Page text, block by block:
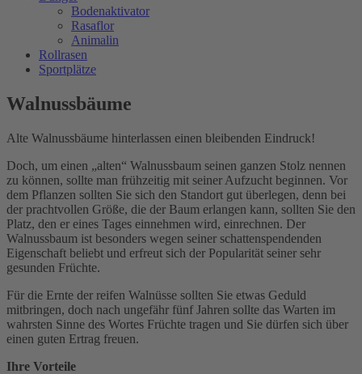
Bodenaktivator
Rasaflor
Animalin
Rollrasen
Sportplätze
Walnussbäume
Alte Walnussbäume hinterlassen einen bleibenden Eindruck!
Doch, um einen „alten“ Walnussbaum seinen ganzen Stolz nennen
zu können, sollte man frühzeitig mit seiner Aufzucht beginnen. Vor
dem Pflanzen sollten Sie sich den Standort gut überlegen, denn bei
der prachtvollen Größe, die der Baum erlangen kann, sollten Sie den
Platz, den er eines Tages einnehmen wird, einrechnen. Der
Walnussbaum ist besonders wegen seiner schattenspendenden
Eigenschaft beliebt und erfreut sich der Popularität seiner sehr
gesunden Früchte.
Für die Ernte der reifen Walnüsse sollten Sie etwas Geduld
mitbringen, doch nach ungefähr fünf Jahren sollte das Warten im
wahrsten Sinne des Wortes Früchte tragen und Sie dürfen sich über
einen guten Ertrag freuen.
Ihre Vorteile